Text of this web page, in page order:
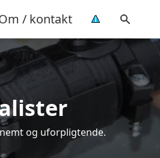
/ kontakt
og uforpligtende.